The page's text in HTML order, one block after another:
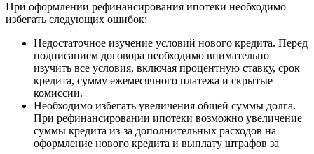
При оформлении рефинансирования ипотеки необходимо
избегать следующих ошибок:
Недостаточное изучение условий нового кредита. Перед
подписанием договора необходимо внимательно
изучить все условия, включая процентную ставку, срок
кредита, сумму ежемесячного платежа и скрытые
комиссии.
Необходимо избегать увеличения общей суммы долга.
При рефинансировании ипотеки возможно увеличение
суммы кредита из-за дополнительных расходов на
оформление нового кредита и выплату штрафов за